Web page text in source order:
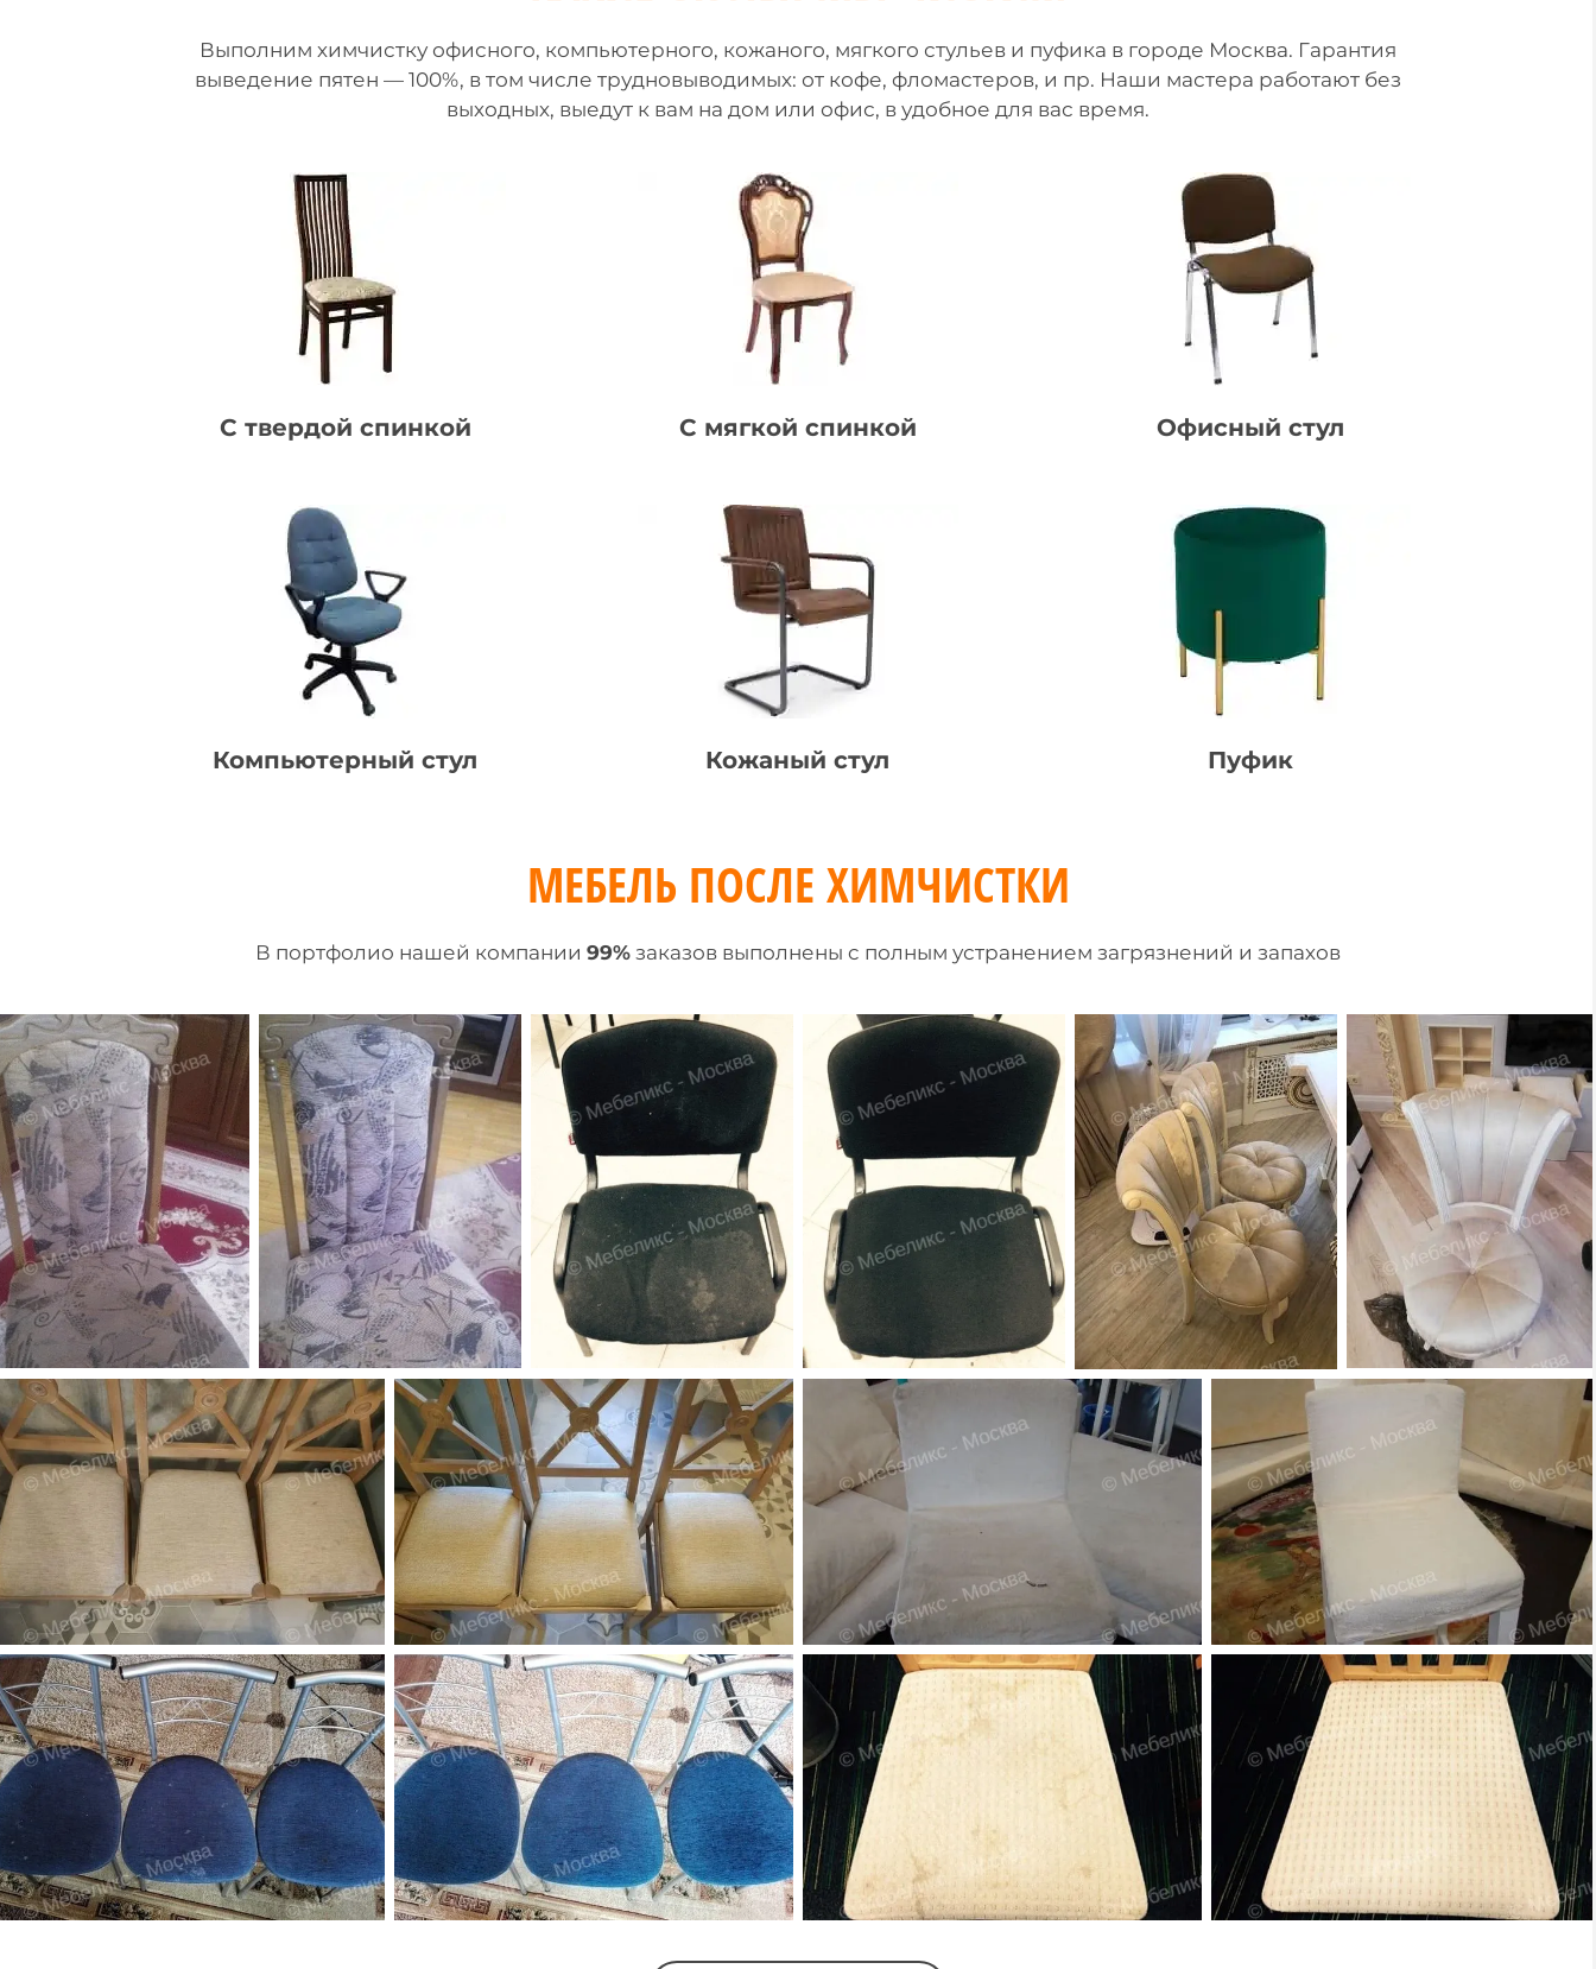
Выполним химчистку офисного, компьютерного, кожаного, мягкого стульев и пуфика в городе Москва. Гарантия
выведение пятен — 100%, в том числе трудновыводимых: от кофе, фломастеров, и пр. Наши мастера работают без
выходных, выедут к вам на дом или офис, в удобное для вас время.
С твердой спинкой С мягкой спинкой Офисный стул
Компьютерный стул Кожаный стул Пуфик
МЕБЕЛЬ ПОСЛЕ ХИМЧИСТКИ
В портфолио нашей компании 99% заказов выполнены c полным устранением загрязнений и запахов